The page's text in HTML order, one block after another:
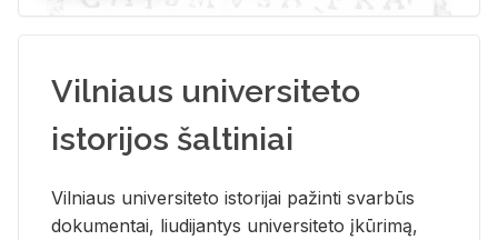
Vilniaus universiteto
istorijos šaltiniai
Vil­niaus uni­ver­si­te­to is­to­ri­jai pa­žin­ti svar­būs
do­ku­men­tai, liu­di­jan­tys uni­ver­si­te­to įkū­ri­mą,